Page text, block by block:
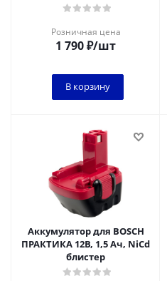
Розничная цена
1 790₽/шт
В корзину
Аккумулятор для BOSCH
ПРАКТИКА 12В, 1,5 Ач, NiCd
блистер